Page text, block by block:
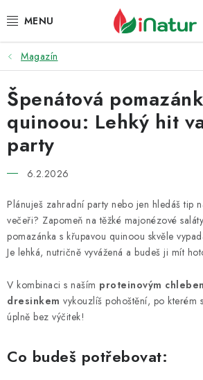
na
POTRAVINY
OŘECHY A SUŠENÉ PLODY
SNACKY
NÁPOJE
EKO DROGERIE A KOSMETIKA
VITAMÍNY
VELKOOBCHOD
KONTAKTY
Magazín
Špenátová
quinoou: Lehký hit
party
6.2.2026
Plánuješ zahradní party nebo jen hledáš tip
večeři? Zapomeň na těžké majonézové
pomazánka s křupavou quinoou skvěle
Je lehká, nutričně vyvážená a budeš ji mít
V kombinaci s naším proteinovým
dresinkem vykouzlíš pohoštění, po kterém
úplně bez výčitek!
Co budeš potřebovat: